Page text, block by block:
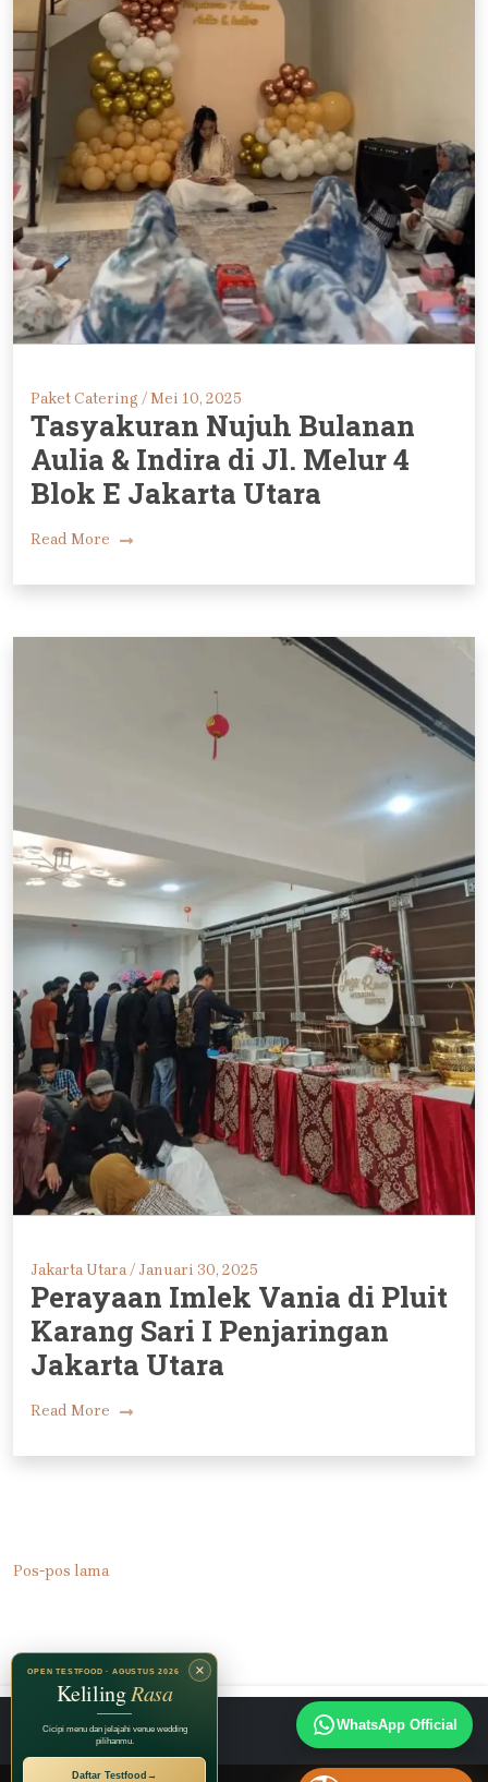
Paket Catering /Mei 10, 2025
Tasyakuran Nujuh Bulanan
Aulia & Indira di Jl. Melur 4
Blok E Jakarta Utara
Read More
Jakarta Utara / Januari 30, 2025
Perayaan Imlek Vania di Pluit
Karang Sari I Penjaringan
Jakarta Utara
Read More
Navigasi
Pos-pos lama
Instagram
TikTok
Facebook
×
OPEN TESTFOOD · AGUSTUS 2026
KelilingRasa
Cicipi menu dan jelajahi venue wedding
pilihanmu.
Daftar Testfood →
WhatsApp Official